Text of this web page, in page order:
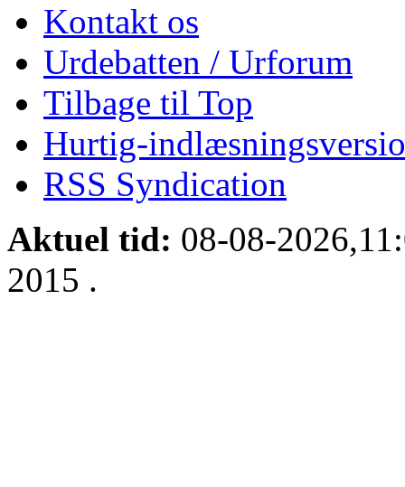
Kontakt os
Urdebatten / Urforum
Tilbage til Top
Hurtig-
RSS Syndication
Aktuel tid: 08-08-
2015 .